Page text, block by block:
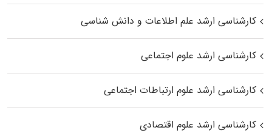
کارشناسی ارشد علم اطلاعات و دانش شناسی
کارشناسی ارشد علوم اجتماعی
کارشناسی ارشد علوم ارتباطات اجتماعی
کارشناسی ارشد علوم اقتصادی